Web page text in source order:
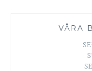
VÅRA